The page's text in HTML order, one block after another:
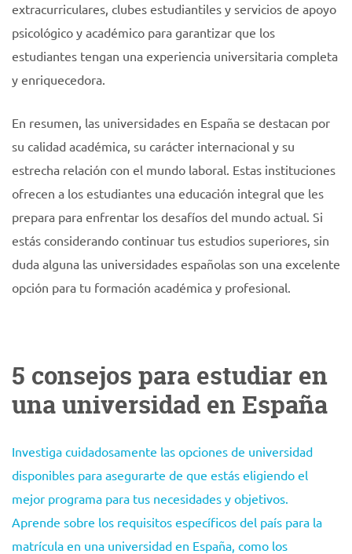
extracurriculares, clubes estudiantiles y servicios de apoyo
psicológico y académico para garantizar que los
estudiantes tengan una experiencia universitaria completa
y enriquecedora.
En resumen, las universidades en España se destacan por
su calidad académica, su carácter internacional y su
estrecha relación con el mundo laboral. Estas instituciones
ofrecen a los estudiantes una educación integral que les
prepara para enfrentar los desafíos del mundo actual. Si
estás considerando continuar tus estudios superiores, sin
duda alguna las universidades españolas son una excelente
opción para tu formación académica y profesional.
5 consejos para estudiar en
una universidad en España
Investiga cuidadosamente las opciones de universidad
disponibles para asegurarte de que estás eligiendo el
mejor programa para tus necesidades y objetivos.
Aprende sobre los requisitos específicos del país para la
matrícula en una universidad en España, como los